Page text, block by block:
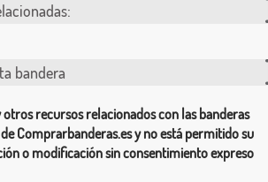
bandera
otros recursos relacionados con las banderas
Comprarbanderas.es y no está permitido su
o modificación sin consentimiento expreso